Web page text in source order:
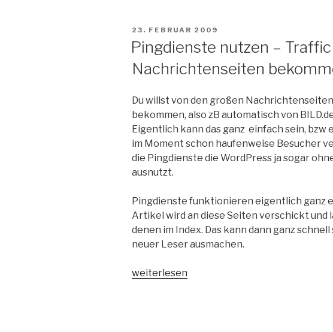
VERÖFFENTLICHT
23. FEBRUAR 2009
Pingdienste nutzen –
Nachrichtenseiten
Du willst von den großen
bekommen, also zB automatisch von
Eigentlich kann das ganz einfach sein, bzw
im Moment schon haufenweise Besucher
die Pingdienste die WordPress ja sogar
ausnutzt.
Pingdienste funktionieren eigentlich ganz
Artikel wird an diese Seiten verschickt und
denen im Index. Das kann dann ganz
neuer Leser ausmachen.
„Pingdienste
weiterlesen